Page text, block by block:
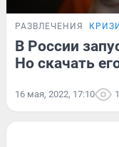
РАЗВЛЕЧЕНИЯ
В России
Но скачать
16 мая, 2022, 17:10